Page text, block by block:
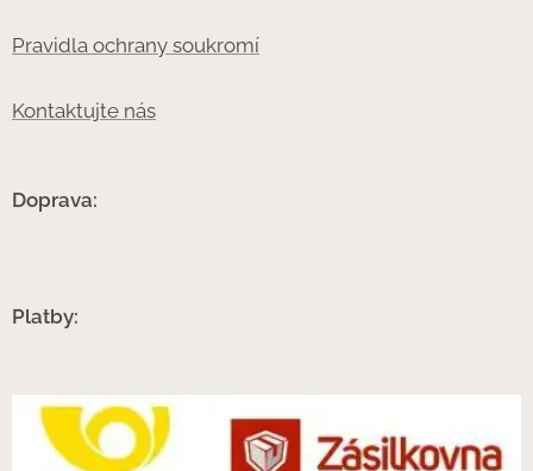
Pravidla ochrany soukromí
Kontaktujte nás
Doprava:
Platby: